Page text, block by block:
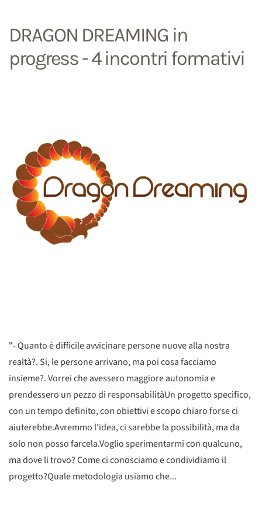
DRAGON DREAMING in
progress - 4 incontri formativi
"- Quanto è difficile avvicinare persone nuove alla nostra
realtà?. Si, le persone arrivano, ma poi cosa facciamo
insieme?. Vorrei che avessero maggiore autonomia e
prendessero un pezzo di responsabilitàUn progetto specifico,
con un tempo definito, con obiettivi e scopo chiaro forse ci
aiuterebbe.Avremmo l'idea, ci sarebbe la possibilità, ma da
solo non posso farcela.Voglio sperimentarmi con qualcuno,
ma dove li trovo? Come ci conosciamo e condividiamo il
progetto?Quale metodologia usiamo che...